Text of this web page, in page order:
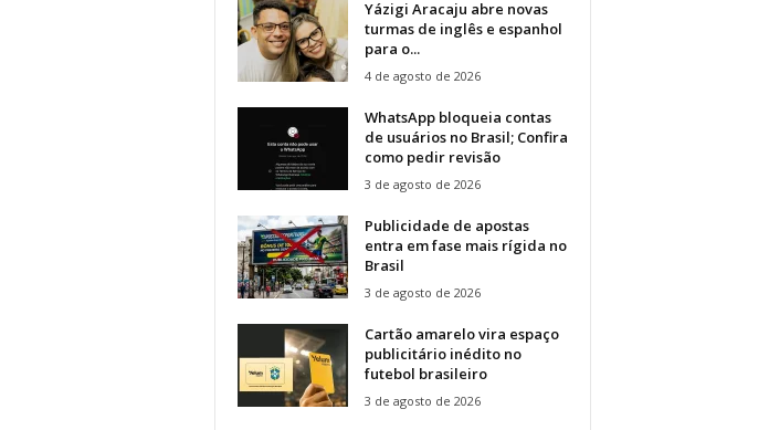
Yázigi Aracaju abre novas
turmas de inglês e espanhol
para o...
4 de agosto de 2026
WhatsApp bloqueia contas
de usuários no Brasil; Confira
como pedir revisão
3 de agosto de 2026
Publicidade de apostas
entra em fase mais rígida no
Brasil
3 de agosto de 2026
Cartão amarelo vira espaço
publicitário inédito no
futebol brasileiro
3 de agosto de 2026